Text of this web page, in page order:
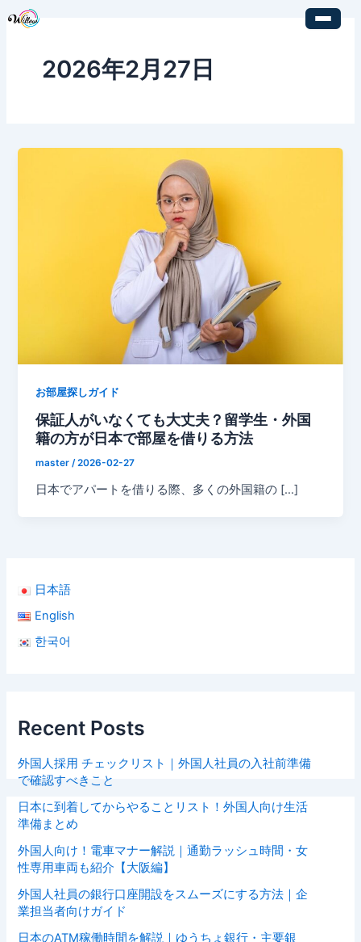
日本語
English
한국어
Recent Posts
外国人採用 チェックリスト｜外国人社員の入社前準備
で確認すべきこと
日本に到着してからやることリスト！外国人向け生活
準備まとめ
外国人向け！電車マナー解説｜通勤ラッシュ時間・女
性専用車両も紹介【大阪編】
外国人社員の銀行口座開設をスムーズにする方法｜企
業担当者向けガイド
日本のATM稼働時間を解説｜ゆうちょ銀行・主要銀
2026年2月27日
お部屋探しガイド
保証人がいなくても大丈夫？留学生・外国
籍の方が日本で部屋を借りる方法
master/2026-02-27
日本でアパートを借りる際、多くの外国籍の […]